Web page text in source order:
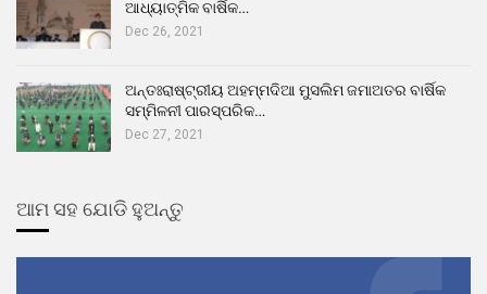
ଆଧ୍ୟାତ୍ମିକ ବାର୍ଷିକ…
Dec 26, 2021
ଅନ୍ତଃରାଷ୍ଟ୍ରୀୟ ଅହମ୍ମଦିଆ ମୁସଲିମ ଜମାଅତର ବାର୍ଷିକ
ସମ୍ମିଳନୀ ପାରସ୍ପରିକ…
Dec 27, 2021
ଆମ ସହ ଯୋଡି ହୁଅନ୍ତୁ